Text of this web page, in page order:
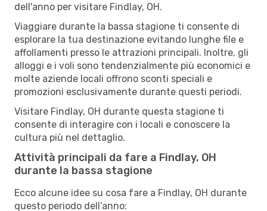
dell'anno per visitare Findlay, OH.
Viaggiare durante la bassa stagione ti consente di
esplorare la tua destinazione evitando lunghe file e
affollamenti presso le attrazioni principali. Inoltre, gli
alloggi e i voli sono tendenzialmente più economici e
molte aziende locali offrono sconti speciali e
promozioni esclusivamente durante questi periodi.
Visitare Findlay, OH durante questa stagione ti
consente di interagire con i locali e conoscere la
cultura più nel dettaglio.
Attività principali da fare a Findlay, OH
durante la bassa stagione
Ecco alcune idee su cosa fare a Findlay, OH durante
questo periodo dell’anno: